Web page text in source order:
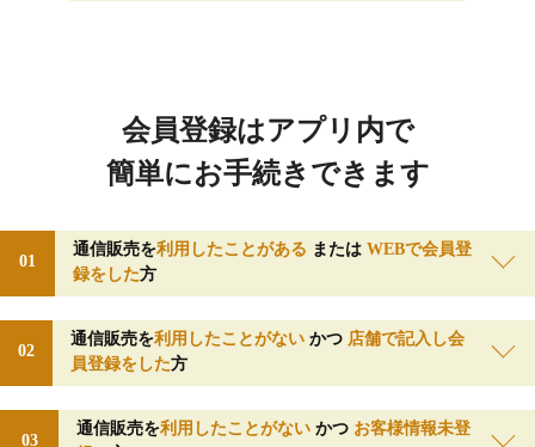
会員登録はアプリ内で
簡単にお手続きできます
01
通信販売を利用したことがある または WEBで会員登
録をした方
02
通信販売を利用したことがないかつ 店舗で記入し会
員登録をした方
03
通信販売を利用したことがない かつ お客様情報未登